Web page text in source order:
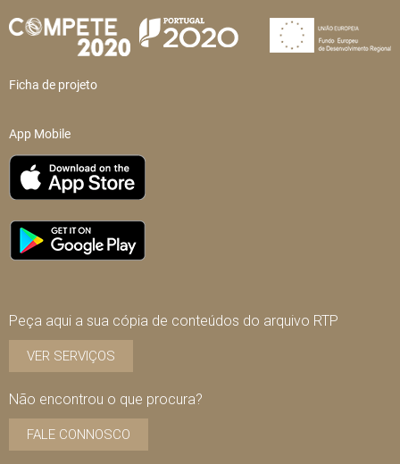
Ficha de projeto
App Mobile
Peça aqui a sua cópia de conteúdos do arquivo RTP
VER SERVIÇOS
Não encontrou o que procura?
FALE CONNOSCO